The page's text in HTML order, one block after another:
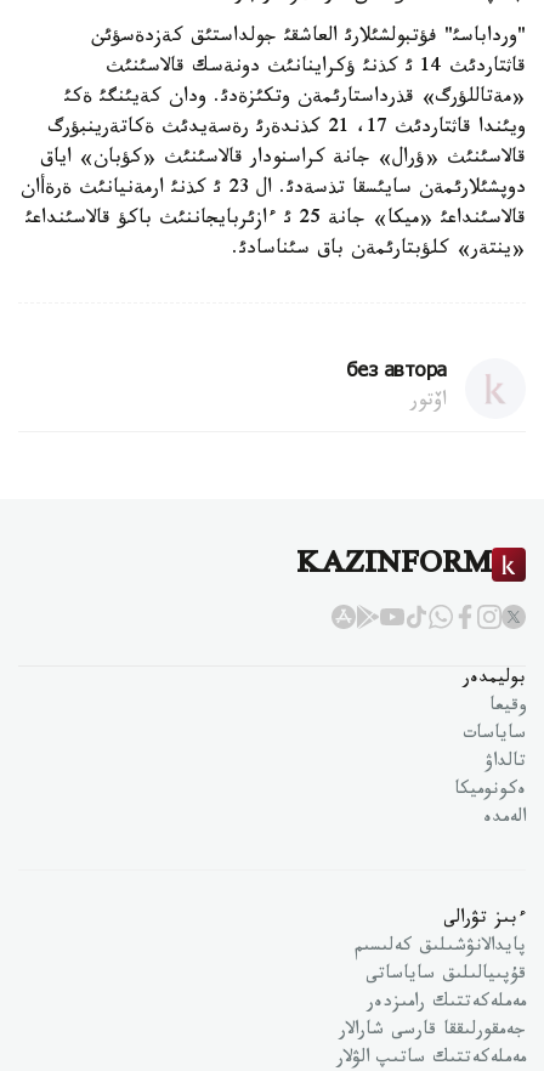
"ورداباسئ" فؤتبولشئلارئ العاشقئ جولداستئق كةزدةسؤئن
قاثتاردئث 14 ئ كذنئ ؤكراينانئث دونةسك قالاسئنئث
«مةتاللؤرگ» قذرداستارئمةن وتكئزةدئ. ودان كةيئنگئ ةكئ
ويئندا قاثتاردئث 17، 21 كذندةرئ رةسةيدئث ةكاتةرينبؤرگ
قالاسئنئث «ؤرال» جانة كراسنودار قالاسئنئث «كؤبان» اياق
دوپشئلارئمةن سايئسقا تذسةدئ. ال 23 ئ كذنئ ارمةنيانئث ةرةأان
قالاسئنداعئ «ميكا» جانة 25 ئ ءازئربايجاننئث باكؤ قالاسئنداعئ
«ينتةر» كلؤبتارئمةن باق سئناسادئ.
без автора
اۆتور
KAZINFORM
بوليمدەر
وقيعا
ساياسات
تالداۋ
ەكونوميكا
الەمدە
ءبىز تۋرالى
پايدالانۋشىلىق كەلىسىم
قۇپىيالىلىق ساياساتى
مەملەكەتتىك رامىزدەر
جەمقورلىققا قارسى شارالار
مەملەكەتتىك ساتىپ الۋلار